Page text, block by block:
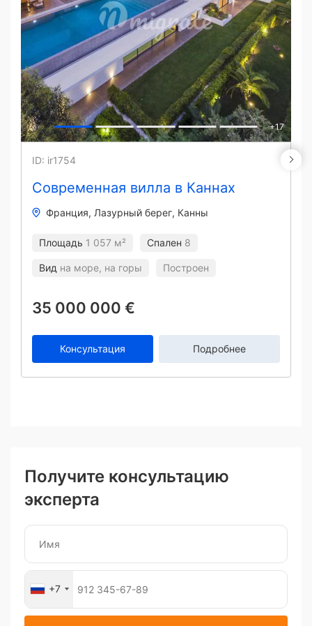
+17
Современная вилла в Каннах
ID: ir1754
Франция Лазурный берег Канны
Площадь 1 057 м² Спален 8
Вид на море, на горы Построен
35 000 000 €
Консультация Подробнее
Получите консультацию
эксперта
+7